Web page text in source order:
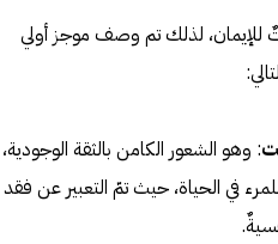
للإيمان، لذلك تم وصف موجز أولي
: وهو الشعور الكامن بالثقة الوجودية،
في الحياة، حيث تمّ التعبير عن فقد